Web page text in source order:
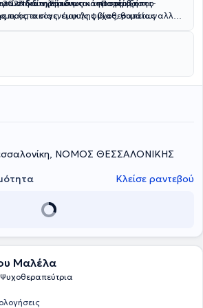
Ιδεών, Έρευνας και Παρέμβασης-
στη διαχείριση και υποστήριξη
προστασίας, έμφυλης βίας, θυμάτων
διατηρεί ιδιωτικό γραφείο, όπου
οικογενειακής ψυχοθεραπείας αλλά
ΝΟΜΟΣ ΘΕΣΣΑΛΟΝΙΚΗΣ
Κλείσε ραντεβού
Μαλέλα